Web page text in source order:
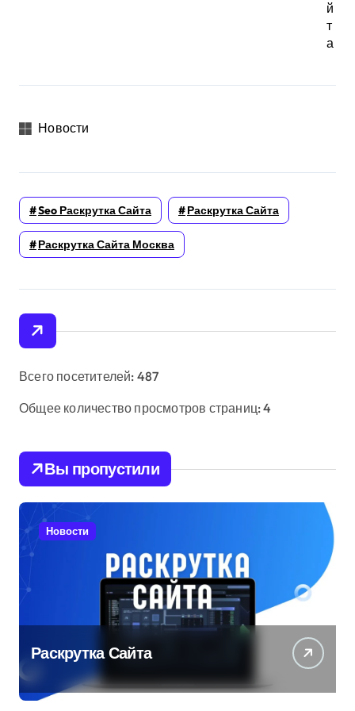
й
т
а
Новости
Seo Раскрутка Сайта Раскрутка Сайта
Раскрутка Сайта Москва
Всего посетителей: 487
Общее количество просмотров страниц:4
Вы пропустили
Новости
Раскрутка Сайта